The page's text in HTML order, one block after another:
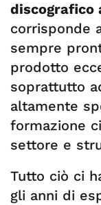
discografico
corrisponde
sempre
prodotto
soprattutto
altamente
formazione
settore e
Tutto ciò ci
gli anni di